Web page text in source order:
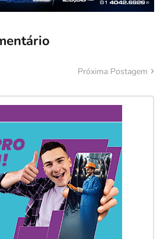
Próxima Postagem